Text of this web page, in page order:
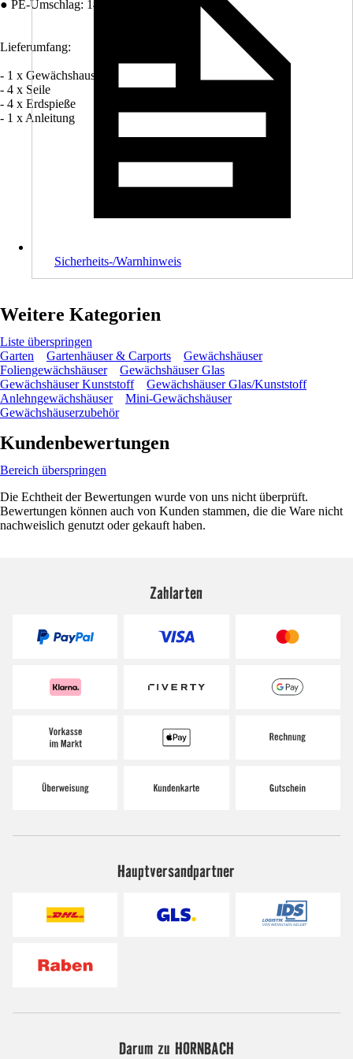
● PE-Umschlag: 140 g/m²
Lieferumfang:
- 1 x Gewächshaus
- 4 x Seile
- 4 x Erdspieße
- 1 x Anleitung
Sicherheits-/Warnhinweis
Weitere Kategorien
Liste überspringen
Garten
Gartenhäuser & Carports
Gewächshäuser
Foliengewächshäuser
Gewächshäuser Glas
Gewächshäuser Kunststoff
Gewächshäuser Glas/Kunststoff
Anlehngewächshäuser
Mini-Gewächshäuser
Gewächshäuserzubehör
Kundenbewertungen
Bereich überspringen
Die Echtheit der Bewertungen wurde von uns nicht überprüft.
Bewertungen können auch von Kunden stammen, die die Ware nicht
nachweislich genutzt oder gekauft haben.
Zahlarten
Hauptversandpartner
Darum zu HORNBACH